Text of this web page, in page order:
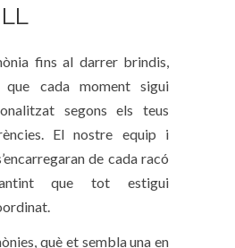
fins al darrer brindis,
que cada moment sigui
segons els teus
El nostre equip i
de cada racó
que tot estigui
què et sembla una en